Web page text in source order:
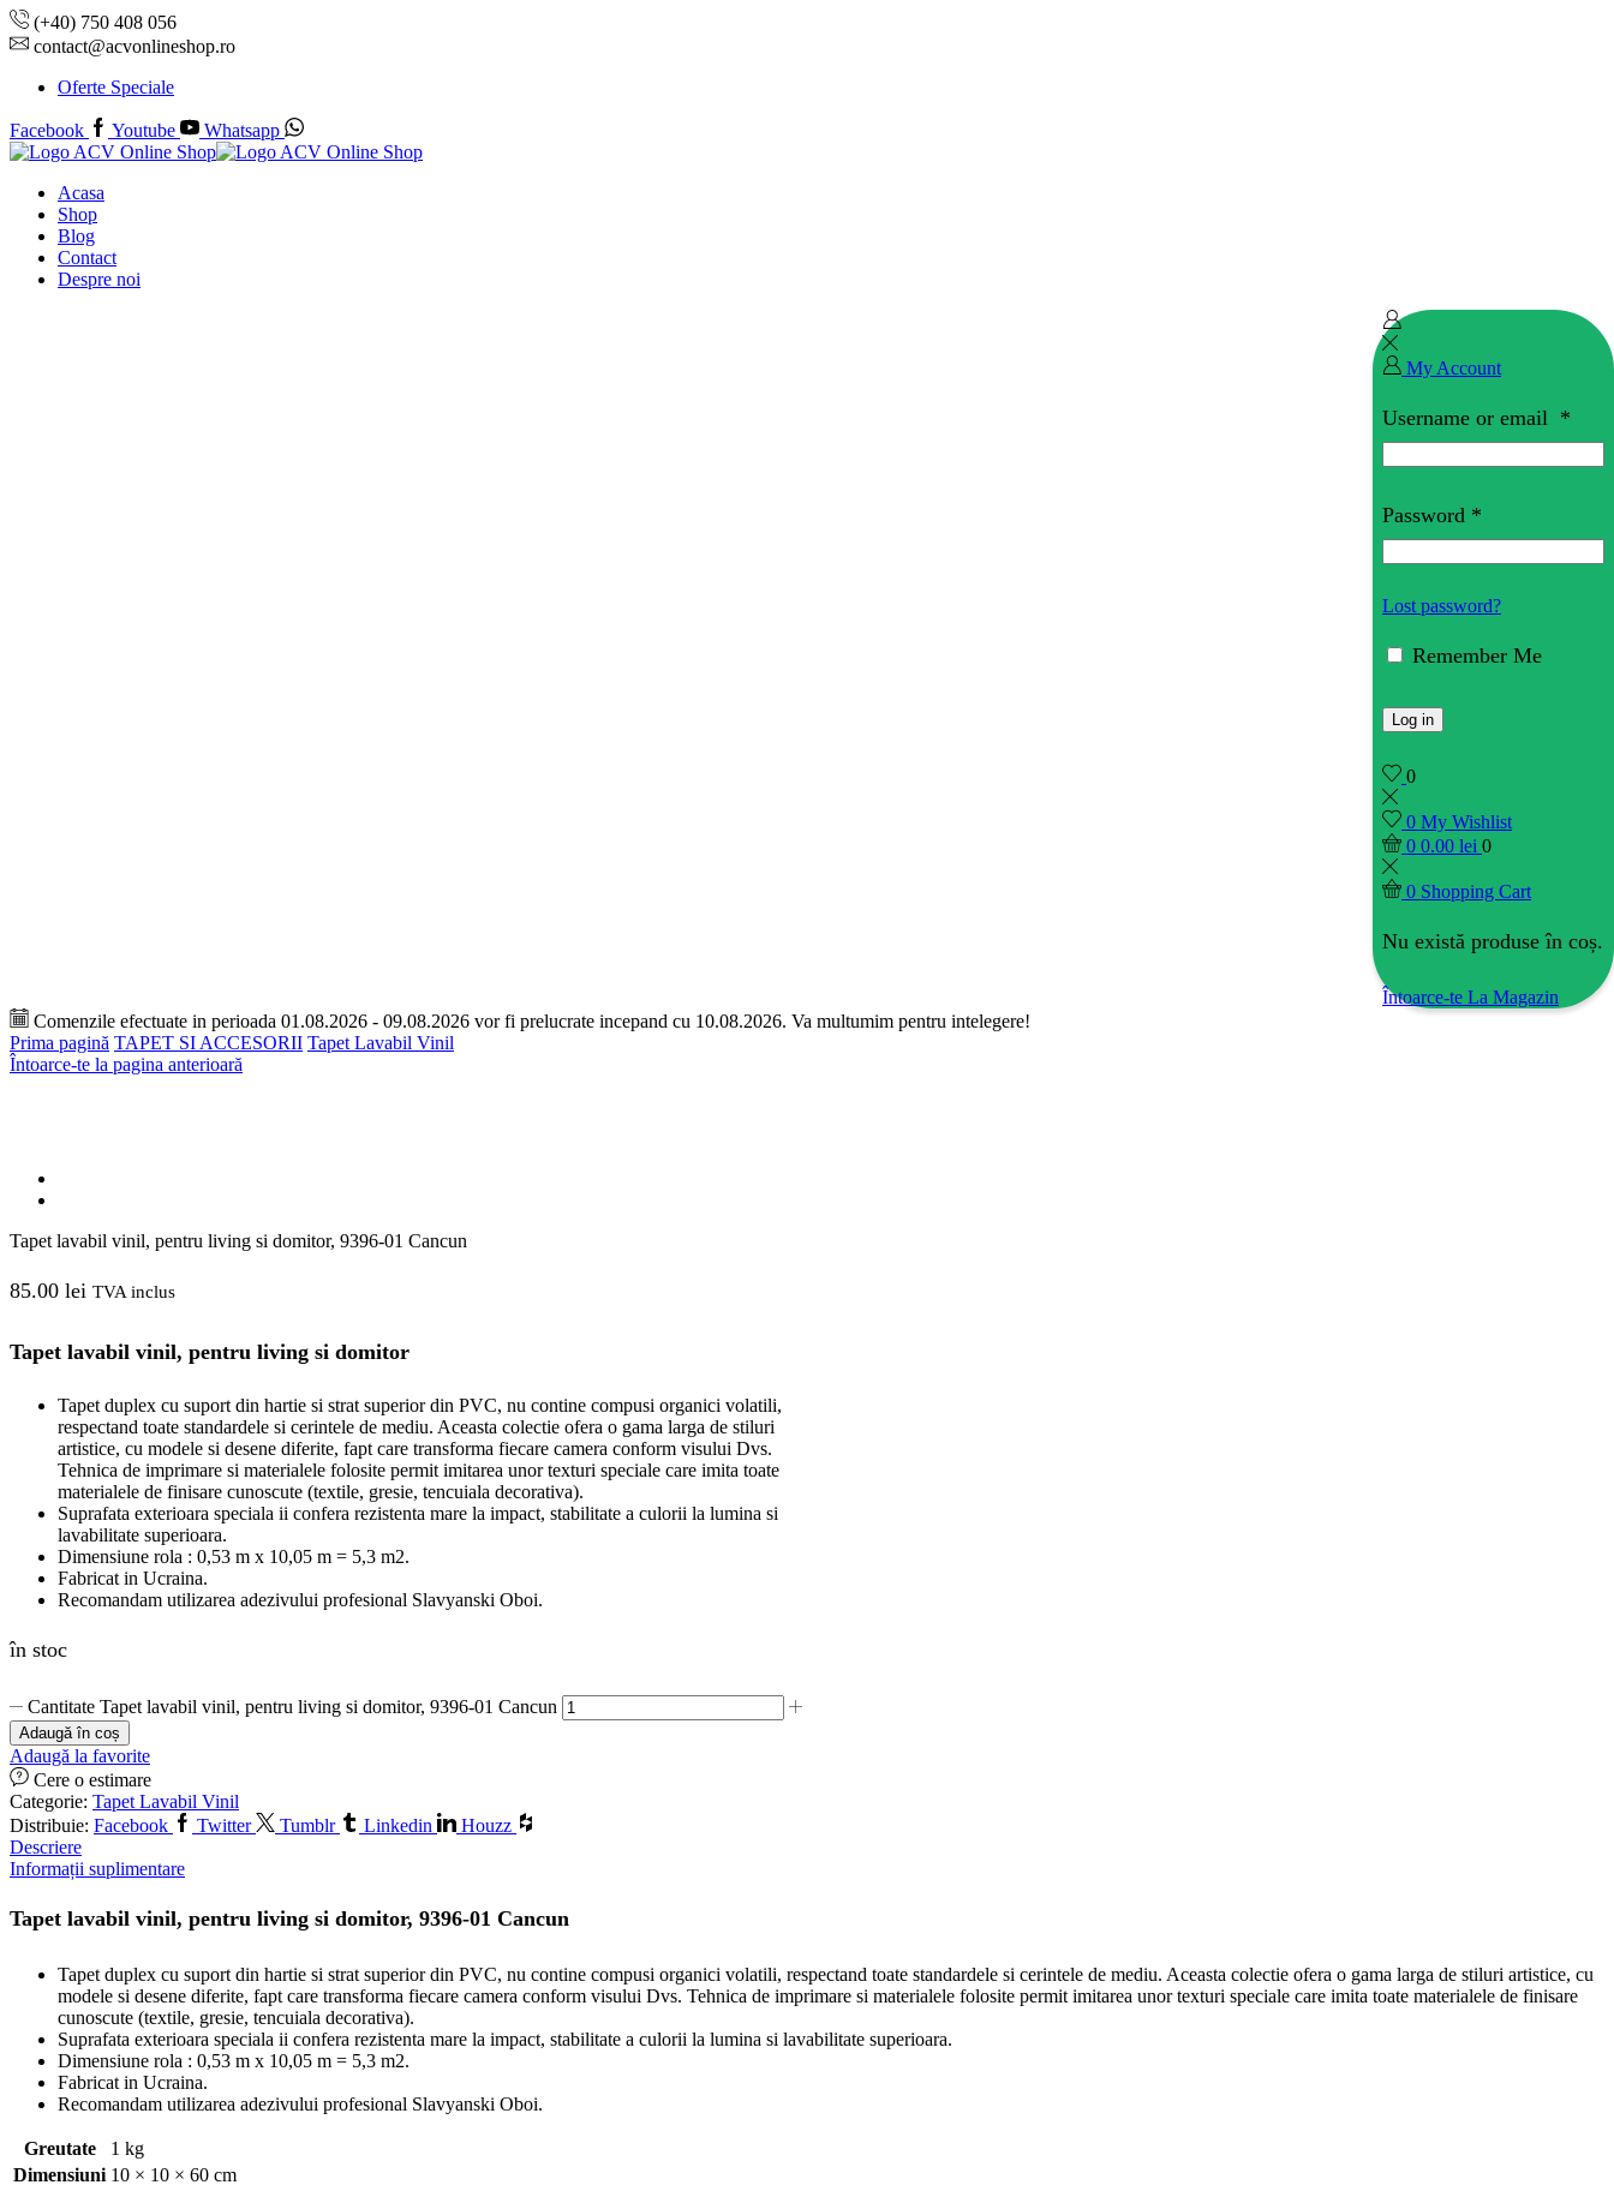
(+40) 750 408 056
contact@acvonlineshop.ro
Oferte Speciale
Facebook Youtube Whatsapp
Acasa
Shop
Blog
Contact
Despre noi
My Account
Username or email *
Password *
Lost password?
Remember Me
Log in
0
0 My Wishlist
0 0.00 lei 0
0 Shopping Cart
Nu există produse în coș.
Întoarce-te La Magazin
Comenzile efectuate in perioada 01.08.2026 - 09.08.2026 vor fi prelucrate incepand cu 10.08.2026. Va multumim pentru intelegere!
Prima pagină TAPET SI ACCESORII Tapet Lavabil Vinil
Întoarce-te la pagina anterioară
Tapet lavabil vinil, pentru living si domitor, 9396-01 Cancun
85.00 lei TVA inclus
Tapet lavabil vinil, pentru living si domitor
Tapet duplex cu suport din hartie si strat superior din PVC, nu contine compusi organici volatili,
respectand toate standardele si cerintele de mediu. Aceasta colectie ofera o gama larga de stiluri
artistice, cu modele si desene diferite, fapt care transforma fiecare camera conform visului Dvs.
Tehnica de imprimare si materialele folosite permit imitarea unor texturi speciale care imita toate
materialele de finisare cunoscute (textile, gresie, tencuiala decorativa).
Suprafata exterioara speciala ii confera rezistenta mare la impact, stabilitate a culorii la lumina si
lavabilitate superioara.
Dimensiune rola : 0,53 m x 10,05 m = 5,3 m2.
Fabricat in Ucraina.
Recomandam utilizarea adezivului profesional Slavyanski Oboi.
în stoc
Cantitate Tapet lavabil vinil, pentru living si domitor, 9396-01 Cancun
Adaugă în coș
Adaugă la favorite
Cere o estimare
Categorie: Tapet Lavabil Vinil
Distribuie: Facebook Twitter Tumblr Linkedin
Houzz
Descriere
Informații suplimentare
Tapet lavabil vinil, pentru living si domitor, 9396-01 Cancun
Tapet duplex cu suport din hartie si strat superior din PVC, nu contine compusi organici volatili, respectand toate standardele si cerintele de mediu. Aceasta colectie ofera o gama larga de stiluri artistice, cu
modele si desene diferite, fapt care transforma fiecare camera conform visului Dvs. Tehnica de imprimare si materialele folosite permit imitarea unor texturi speciale care imita toate materialele de finisare
cunoscute (textile, gresie, tencuiala decorativa).
Suprafata exterioara speciala ii confera rezistenta mare la impact, stabilitate a culorii la lumina si lavabilitate superioara.
Dimensiune rola : 0,53 m x 10,05 m = 5,3 m2.
Fabricat in Ucraina.
Recomandam utilizarea adezivului profesional Slavyanski Oboi.
Greutate
1 kg
Dimensiuni 10 × 10 × 60 cm